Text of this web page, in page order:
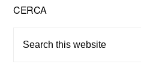
Primary
Sidebar
CERCA